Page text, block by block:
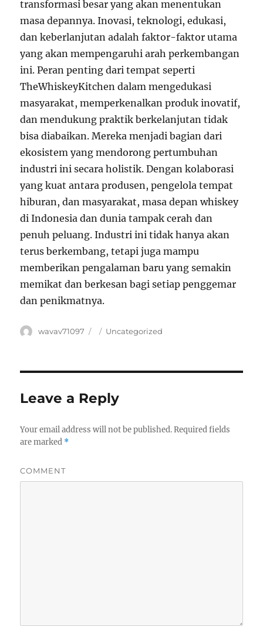
transformasi besar yang akan menentukan
masa depannya. Inovasi, teknologi, edukasi,
dan keberlanjutan adalah faktor-faktor utama
yang akan mempengaruhi arah perkembangan
ini. Peran penting dari tempat seperti
TheWhiskeyKitchen dalam mengedukasi
masyarakat, memperkenalkan produk inovatif,
dan mendukung praktik berkelanjutan tidak
bisa diabaikan. Mereka menjadi bagian dari
ekosistem yang mendorong pertumbuhan
industri ini secara holistik. Dengan kolaborasi
yang kuat antara produsen, pengelola tempat
hiburan, dan masyarakat, masa depan whiskey
di Indonesia dan dunia tampak cerah dan
penuh peluang. Industri ini tidak hanya akan
terus berkembang, tetapi juga mampu
memberikan pengalaman baru yang semakin
memikat dan berkesan bagi setiap penggemar
dan penikmatnya.
Author
wavav71097
Posted
Categories
Uncategorized
Leave a Reply
Your email address will not be published.Required fields
are marked *
COMMENT